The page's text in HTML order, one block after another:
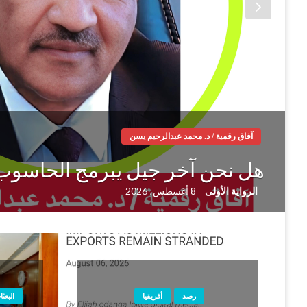
آفاق رقمية / د. محمد عبدالرحيم يسن
هل نحن آخر جيل يبرمج
الرواية الأولى 8 أغسطس، 2026
أفريقيا رصد